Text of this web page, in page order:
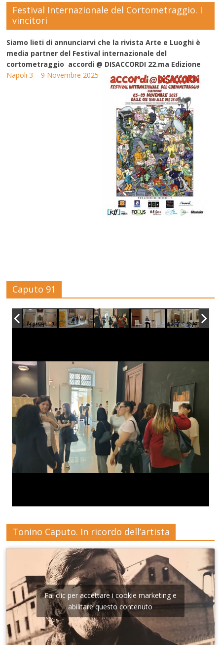
Festival Internazionale del Cortometraggio. I
vincitori
Siamo lieti di annunciarvi che la rivista Arte e Luoghi è
media partner del Festival internazionale del
cortometraggio accordi @ DISACCORDI 22.ma Edizione
Napoli 3 – 9 Novembre 2025
Caputo 91
Tonino Caputo. In ricordo dell’artista
Fai clic per accettare i cookie marketing e
abilitare questo contenuto